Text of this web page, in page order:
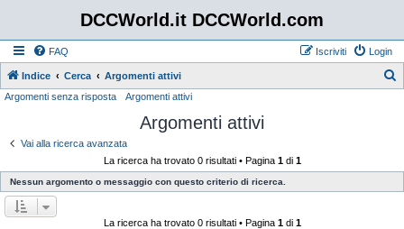
DCCWorld.it DCCWorld.com
FAQ Login
Iscriviti
Indice Cerca Argomenti attivi
Argomenti senza risposta Argomenti attivi
Argomenti attivi
Vai alla ricerca avanzata
La ricerca ha trovato 0 risultati • Pagina 1di 1
Nessun argomento o messaggio con questo criterio di ricerca.
La ricerca ha trovato 0 risultati • Pagina 1di 1